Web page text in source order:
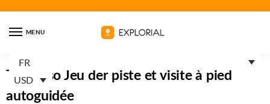
MENU
FR
USD
Trancoso Jeu der piste et visite à pied
autoguidée